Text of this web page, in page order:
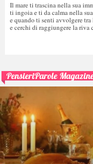
Il mare ti trascina nella sua
ti ingoia e ti da calma nella
e quando ti senti avvolgere tra
e cerchi di raggiungere la riva
PensieriParole